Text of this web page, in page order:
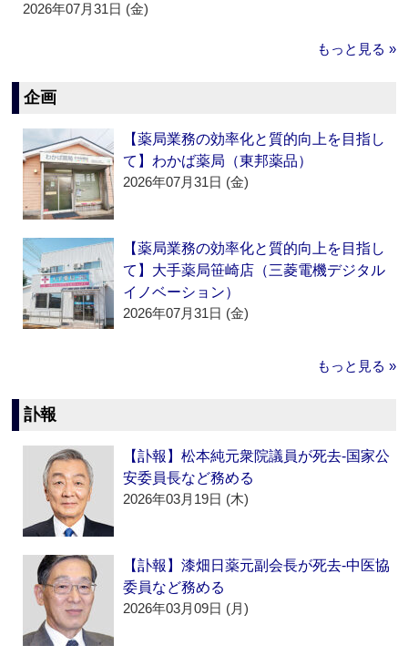
2026年07月31日 (金)
もっと見る »
企画
【薬局業務の効率化と質的向上を目指し
て】わかば薬局（東邦薬品）
2026年07月31日 (金)
【薬局業務の効率化と質的向上を目指し
て】大手薬局笹崎店（三菱電機デジタル
イノベーション）
2026年07月31日 (金)
もっと見る »
訃報
【訃報】松本純元衆院議員が死去‐国家公
安委員長など務める
2026年03月19日 (木)
【訃報】漆畑日薬元副会長が死去‐中医協
委員など務める
2026年03月09日 (月)